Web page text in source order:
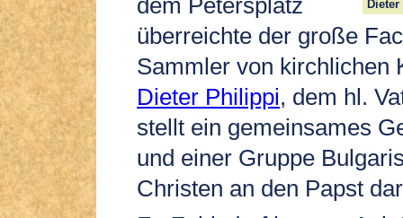
dem Petersplatz
überreichte der große
Sammler von kirchlichen
Dieter Philippi, dem hl.
stellt ein gemeinsames
und einer Gruppe
Christen an den Papst